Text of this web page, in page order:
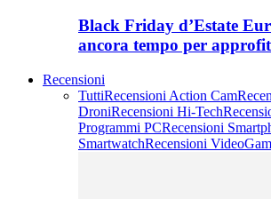
Black Friday d’Estate
ancora tempo per
Recensioni
TuttiRecensioni Action Cam
DroniRecensioni Hi-Tech
Programmi PCRecensioni
SmartwatchRecensioni